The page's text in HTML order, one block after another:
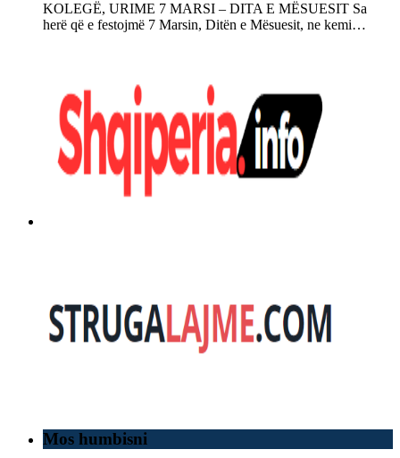
KOLEGË, URIME 7 MARSI – DITA E MËSUESIT Sa
herë që e festojmë 7 Marsin, Ditën e Mësuesit, ne kemi…
Mos humbisni